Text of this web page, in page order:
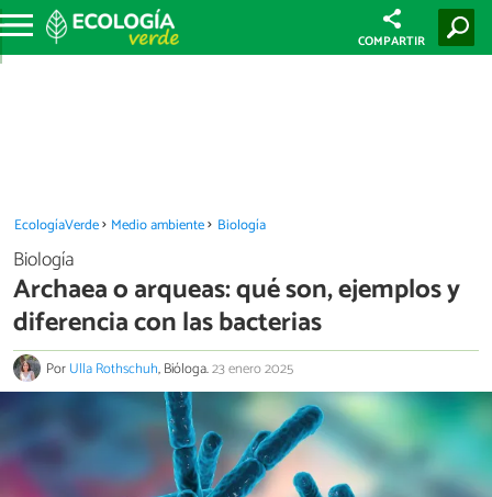
COMPARTIR
EcologíaVerde Medio ambiente Biología
Biología
Archaea o arqueas: qué son, ejemplos y
diferencia con las bacterias
PorUlla Rothschuh, Bióloga.23 enero 2025